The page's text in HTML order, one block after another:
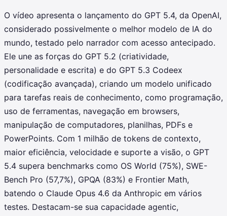
O vídeo apresenta o lançamento do GPT 5.4, da OpenAI,
considerado possivelmente o melhor modelo de IA do
mundo, testado pelo narrador com acesso antecipado.
Ele une as forças do GPT 5.2 (criatividade,
personalidade e escrita) e do GPT 5.3 Codeex
(codificação avançada), criando um modelo unificado
para tarefas reais de conhecimento, como programação,
uso de ferramentas, navegação em browsers,
manipulação de computadores, planilhas, PDFs e
PowerPoints. Com 1 milhão de tokens de contexto,
maior eficiência, velocidade e suporte a visão, o GPT
5.4 supera benchmarks como OS World (75%), SWE-
Bench Pro (57,7%), GPQA (83%) e Frontier Math,
batendo o Claude Opus 4.6 da Anthropic em vários
testes. Destacam-se sua capacidade agentic,